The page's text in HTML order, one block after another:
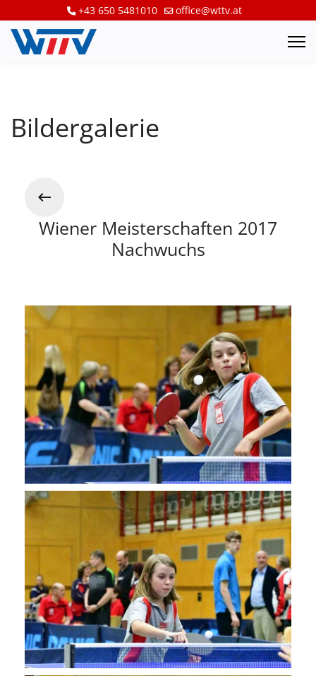
+43 650 5481010 office@wttv.at
Bildergalerie
Wiener Meisterschaften 2017
Nachwuchs